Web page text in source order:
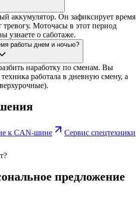
аккумулятор. Он зафиксирует время
Моточасы в этот период
узнаете о саботаже.
работы днем и ночью?
наработку по сменам. Вы
работала в дневную смену, а
к CAN-шине Сервис спецтехники
предложение